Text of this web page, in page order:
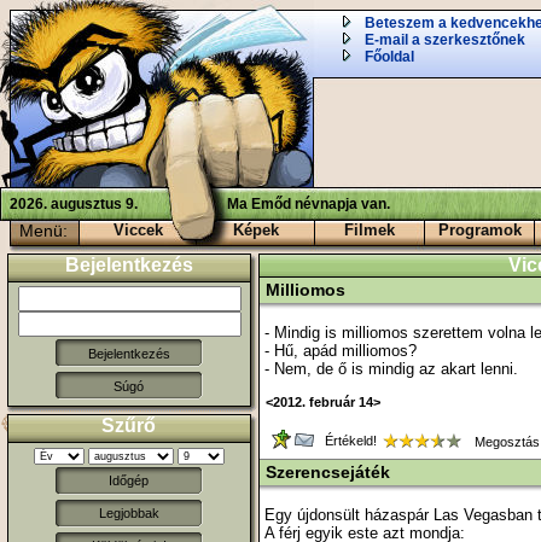
Beteszem a
E-mail a szerkesztőnek
Főoldal
2026. augusztus 9. Ma Emőd névnapja van.
Menü: Viccek Képek Filmek Programok
Bejelentkezés
Súgó
Szűrő
Időgép
Legjobbak
Milliomos
- Mindig is milliomos szerettem volna
- Hű, apád milliomos?
- Nem, de ő is mindig az akart lenni.
<2012. február 14>
Értékeld!
Szerencsejáték
Egy újdonsült házaspár Las
A férj egyik este azt mondja: